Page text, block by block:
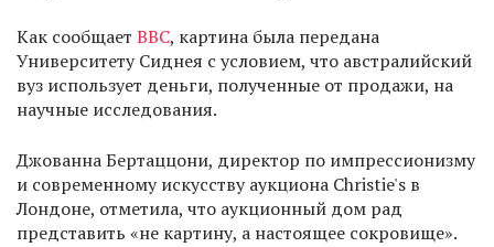
Как сообщает ВВС, картина была передана
Университету Сиднея с условием, что австралийский
вуз использует деньги, полученные от продажи, на
научные исследования.
Джованна Бертаццони, директор по импрессионизму
и современному искусству аукциона Christie's в
Лондоне, отметила, что аукционный дом рад
представить «не картину, а настоящее сокровище».